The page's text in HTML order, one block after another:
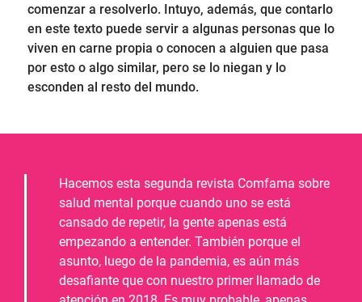
comenzar a resolverlo. Intuyo, además, que contarlo
en este texto puede servir a algunas personas que lo
viven en carne propia o conocen a alguien que pasa
por esto o algo similar, pero se lo niegan y lo
esconden al resto del mundo.
Hacemos esta segunda revista Comfama sobre
salud mental porque cuando uno se está
cansado de repetir, la gente apenas está
empezando a entender. También porque el
asunto, luego de la pandemia, es aún más
desafiante que con nuestro primer llamado de